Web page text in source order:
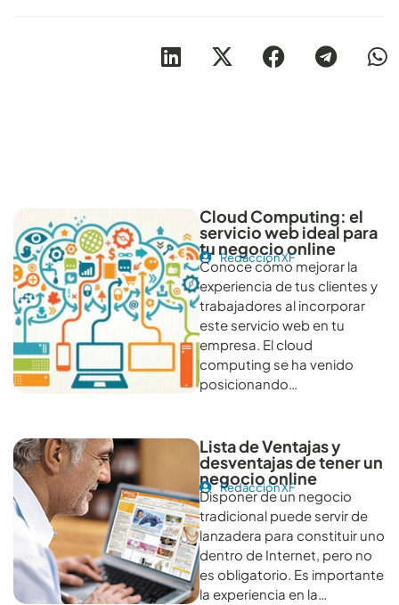
Cloud Computing: el
servicio web ideal para
tu negocio online
Redacción XF
Conoce cómo mejorar la
experiencia de tus clientes y
trabajadores al incorporar
este servicio web en tu
empresa. El cloud
computing se ha venido
posicionando…
Lista de Ventajas y
desventajas de tener un
negocio online
Redacción XF
Disponer de un negocio
tradicional puede servir de
lanzadera para constituir uno
dentro de Internet, pero no
es obligatorio. Es importante
la experiencia en la…